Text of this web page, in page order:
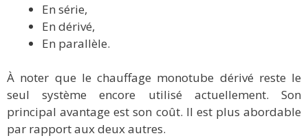
En série,
En dérivé,
En parallèle.
À noter que le chauffage monotube dérivé reste le
seul système encore utilisé actuellement. Son
principal avantage est son coût. Il est plus abordable
par rapport aux deux autres.